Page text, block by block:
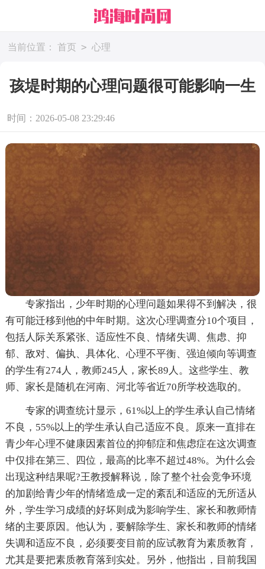
当前位置： 首页 > 心理
孩堤时期的心理问题很可能影响一生
时间：2026-05-08 23:29:46
专家指出，少年时期的心理问题如果得不到解决，很
有可能迁移到他的中年时期。这次心理调查分10个项目，
包括人际关系紧张、适应性不良、情绪失调、焦虑、抑
郁、敌对、偏执、具体化、心理不平衡、强迫倾向等调查
的学生有274人，教师245人，家长89人。这些学生、教
师、家长是随机在河南、河北等省近70所学校选取的。
专家的调查统计显示，61%以上的学生承认自己情绪
不良，55%以上的学生承认自己适应不良。原来一直排在
青少年心理不健康因素首位的抑郁症和焦虑症在这次调查
中仅排在第三、四位，最高的比率不超过48%。为什么会
出现这种结果呢?王教授解释说，除了整个社会竞争环境
的加剧给青少年的情绪造成一定的紊乱和适应的无所适从
外，学生学习成绩的好坏则成为影响学生、家长和教师情
绪的主要原因。他认为，要解除学生、家长和教师的情绪
失调和适应不良，必须要变目前的应试教育为素质教育，
尤其是要把素质教育落到实处。另外，他指出，目前我国